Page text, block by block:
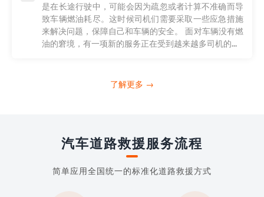
是在长途行驶中，可能会因为疏忽或者计算不准确而导
致车辆燃油耗尽。这时候司机们需要采取一些应急措施
来解决问题，保障自己和车辆的安全。 面对车辆没有燃
油的窘境，有一项新的服务正在受到越来越多司机的...
了解更多 →
汽车道路救援服务流程
简单应用全国统一的标准化道路救援方式